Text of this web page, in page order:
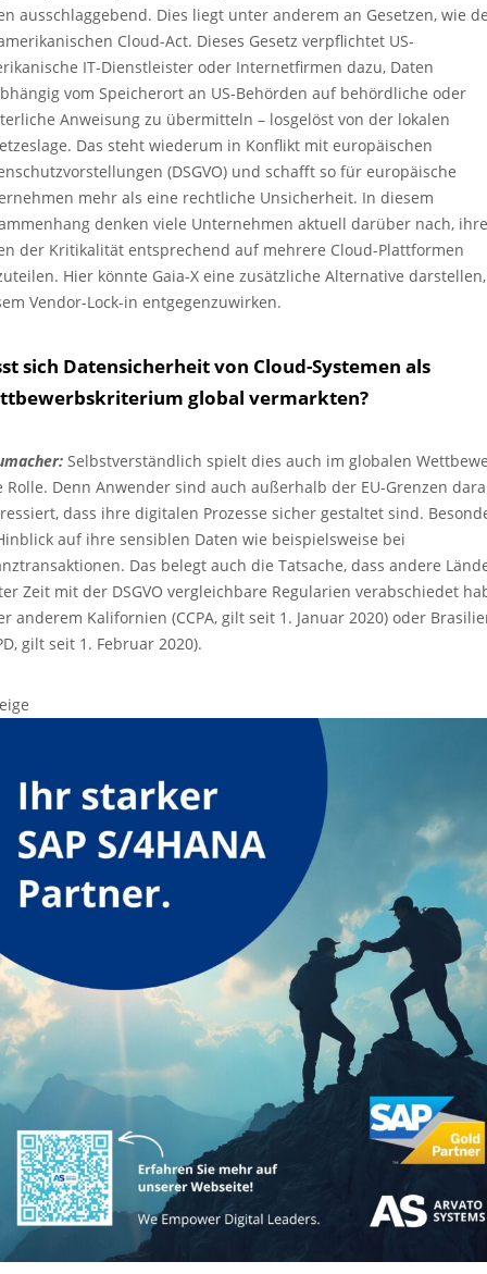
ausschlaggebend. Dies liegt unter anderem an Gesetzen, wie
Cloud-Act. Dieses Gesetz verpflichtet US-
IT-Dienstleister oder Internetfirmen dazu, Daten
vom Speicherort an US-Behörden auf behördliche oder
Anweisung zu übermitteln – losgelöst von der lokalen
Das steht wiederum in Konflikt mit europäischen
(DSGVO) und schafft so für europäische
mehr als eine rechtliche Unsicherheit. In diesem
denken viele Unternehmen aktuell darüber nach, ihre
der Kritikalität entsprechend auf mehrere Cloud-Plattformen
Hier könnte Gaia-X eine zusätzliche Alternative
Vendor-Lock-in entgegenzuwirken.
sich Datensicherheit von Cloud-Systemen als
global vermarkten?
Selbstverständlich spielt dies auch im globalen
Rolle. Denn Anwender sind auch außerhalb der EU-Grenzen
dass ihre digitalen Prozesse sicher gestaltet sind.
auf ihre sensiblen Daten wie beispielsweise bei
Das belegt auch die Tatsache, dass andere
Zeit mit der DSGVO vergleichbare Regularien verabschiedet
anderem Kalifornien (CCPA, gilt seit 1. Januar 2020) oder
gilt seit 1. Februar 2020).